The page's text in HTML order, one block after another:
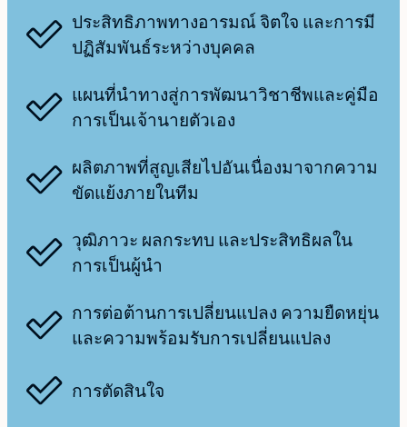
ประสิทธิภาพทางอารมณ์ จิตใจ และการมี
ปฏิสัมพันธ์ระหว่างบุคคล
แผนที่นำทางสู่การพัฒนาวิชาชีพและคู่มือ
การเป็นเจ้านายตัวเอง
ผลิตภาพที่สูญเสียไปอันเนื่องมาจากความ
ขัดแย้งภายในทีม
วุฒิภาวะ ผลกระทบ และประสิทธิผลใน
การเป็นผู้นำ
การต่อต้านการเปลี่ยนแปลง ความยืดหยุ่น
และความพร้อมรับการเปลี่ยนแปลง
การตัดสินใจ